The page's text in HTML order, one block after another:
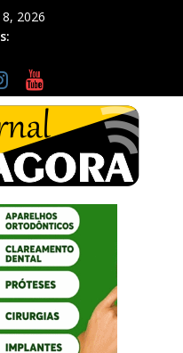
2026
maus-tratos são presos em
e educação ambiental
vários celulares antigos em